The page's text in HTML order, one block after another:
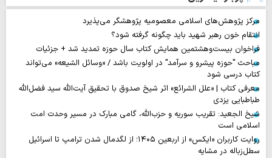
مرکز پژوهش‌های اسلامی معصومیه پژوهشگر می‌پذیرد
انتقام خون رهبر شهید باید چگونه گرفته شود؟
فراخوان بیست‌وهشتمین همایش کتاب سال حوزه تمدید شد + جزئیات
مباحث "حوزه پیشرو و سرآمد" در اولویت باشد / «وسائل الشیعه» می‌تواند
کتاب درسی شود
معرفی کتاب | «علل الشرائع» اثر شیخ صدوق با تحقیق آیت‌الله سید فضل‌الله
طباطبایی یزدی
شیخ الجعید: تقریب سوریه و حزب‌الله، گامی مبارک در مسیر وحدت امت
اسلامی است
روایت‌ کاربران «ایکس» از اربعین ۱۴۰۵؛ از لگدمال شدن ترامپ تا اسرائیل
سطل‌زباله‌ در مشایه